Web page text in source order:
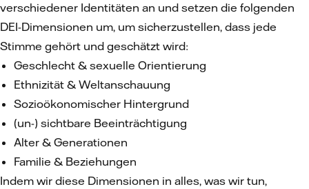
verschiedener Identitäten an und setzen die folgenden
DEI-Dimensionen um, um sicherzustellen, dass jede
Stimme gehört und geschätzt wird:
Geschlecht & sexuelle Orientierung
Ethnizität & Weltanschauung
Sozioökonomischer Hintergrund
(un-) sichtbare Beeinträchtigung
Alter & Generationen
Familie & Beziehungen
Indem wir diese Dimensionen in alles, was wir tun,